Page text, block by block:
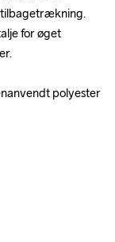
tilbagetrækning.
for øget
polyester
tilbagetrækning.
for øget
polyester